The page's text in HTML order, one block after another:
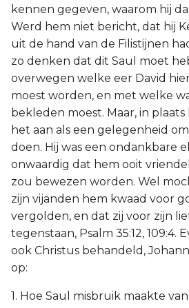
kennen gegeven, waarom hij
Werd hem niet bericht, dat hij
uit de hand van de Filistijnen
zo denken dat dit Saul moet
overwegen welke eer David
moest worden, en met welke
bekleden moest. Maar, in
het aan als een gelegenheid
doen. Hij was een ondankbare
onwaardig dat hem ooit
zou bewezen worden. Wel
zijn vijanden hem kwaad voor
vergolden, en dat zij voor zijn
tegenstaan, Psalm 35:12, 109:4.
ook Christus behandeld,
op:
1. Hoe Saul misbruik maakte